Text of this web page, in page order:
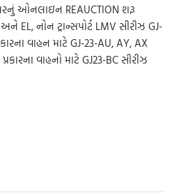
ઓનલાઇન REAUCTION શરૂ
EL, નોન ટ્રાન્સપોર્ટ LMV સીરીઝ GJ-
વાહન માટે GJ-23-AU, AY, AX
વાહનો માટે GJ23-BC સીરીઝ